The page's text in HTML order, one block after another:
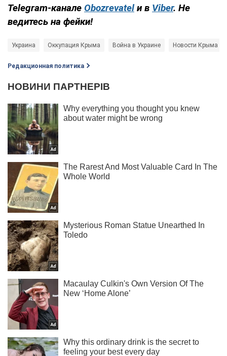
Telegram-канале Obozrevatel и в Viber. Не
ведитесь на фейки!
Украина Оккупация Крыма Война в Украине Новости Крыма
Редакционная политика